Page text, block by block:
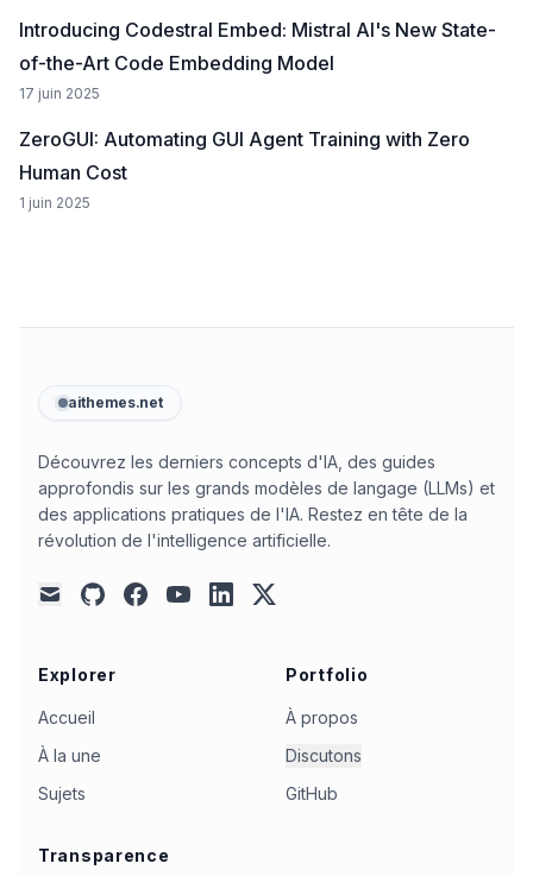
Introducing Codestral Embed: Mistral AI's New State-
of-the-Art Code Embedding Model
17 juin 2025
ZeroGUI: Automating GUI Agent Training with Zero
Human Cost
1 juin 2025
aithemes.net
Découvrez les derniers concepts d'IA, des guides
approfondis sur les grands modèles de langage (LLMs) et
des applications pratiques de l'IA. Restez en tête de la
révolution de l'intelligence artificielle.
mail
githubfacebookyoutubelinkedin
x
Explorer
Accueil
À la une
Sujets
Portfolio
À propos
Discutons
GitHub
Transparence